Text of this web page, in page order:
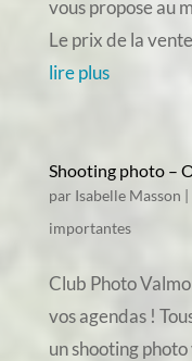
vous propose au
Le prix de la
lire plus
Shooting photo –
par Isabelle Masson |
importantes
Club Photo
vos agendas !
un shooting